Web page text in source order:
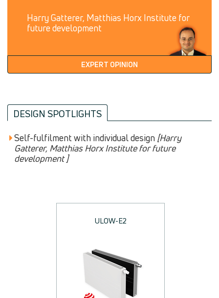
Harry Gatterer, Matthias Horx Institute for
future development
EXPERT OPINION
DESIGN SPOTLIGHTS
Self-fulfilment with individual design [Harry
Gatterer, Matthias Horx Institute for future
development ]
ULOW-E2